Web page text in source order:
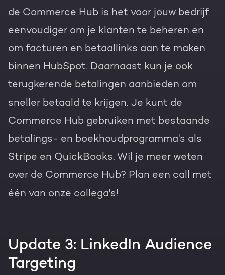
de Commerce Hub is het voor jouw bedrijf
eenvoudiger om je klanten te beheren en
om facturen en betaallinks aan te maken
binnen HubSpot. Daarnaast kun je ook
terugkerende betalingen aanbieden om
sneller betaald te krijgen. Je kunt de
Commerce Hub gebruiken met bestaande
betalings- en boekhoudprogramma's als
Stripe en QuickBooks. Wil je meer weten
over de Commerce Hub? Plan een call met
één van onze collega's!
Update 3: LinkedIn Audience
Targeting